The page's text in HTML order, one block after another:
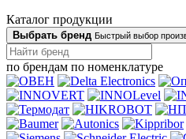
Каталог продукции
Выбрать бренд Быстрый выбор
по брендам по номенклатуре